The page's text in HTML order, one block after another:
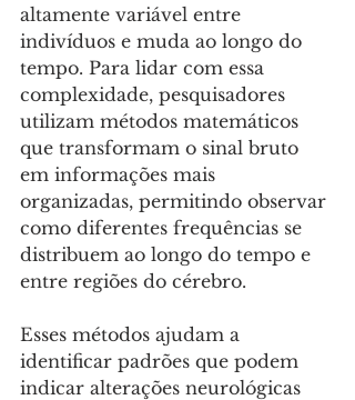
altamente variável entre
indivíduos e muda ao longo do
tempo. Para lidar com essa
complexidade, pesquisadores
utilizam métodos matemáticos
que transformam o sinal bruto
em informações mais
organizadas, permitindo observar
como diferentes frequências se
distribuem ao longo do tempo e
entre regiões do cérebro.
Esses métodos ajudam a
identificar padrões que podem
indicar alterações neurológicas